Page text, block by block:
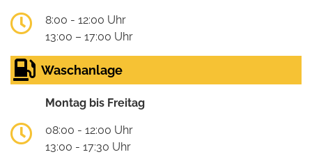
8:00 - 12:00 Uhr
13:00 – 17:00 Uhr
Waschanlage
Montag bis Freitag
08:00 - 12:00 Uhr
13:00 - 17:30 Uhr